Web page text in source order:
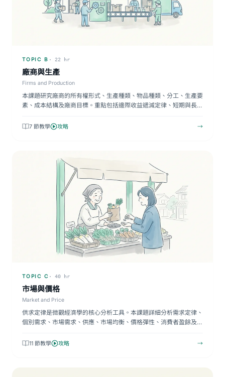
TOPIC B · 22 hr
廠商與生產
Firms and Production
本課題研究廠商的所有權形式、生產種類、物品種類、分工、生產要
素、成本結構及廠商目標。重點包括邊際收益遞減定律、短期與長
7 節教學 攻略 →
TOPIC C · 40 hr
市場與價格
Market and Price
供求定律是微觀經濟學的核心分析工具。本課題詳細分析需求定律、
個別需求、市場需求、供應、市場均衡、價格彈性、消費者盈餘及
11 節教學 攻略 →